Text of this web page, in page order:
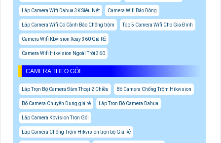
Lắp Camera Wifi Dahua 3K Siêu Nét Camera Wifi Báo Động
Lắp Camera Wifi Có Cảnh Báo Chống trộm Top 5 Camera Wifi Cho Gia Đình
Camera Wifi Kbvision Xoay 360 Giá Rẻ
Camera Wifi Hikvision Ngoài Trời 360
CAMERA THEO GÓI
Lắp Trọn Bộ Camera Đàm Thoại 2 Chiều Bô Camera Chống Trộm Hikvision
Bộ Camera Chuyên Dụng giá rẻ Lắp Trọn Bộ Camera Dahua
Lắp Camera Kbvision Trọn Gói
Lắp Camera Chống Trộm Hikvision trọn bộ Giá Rẻ